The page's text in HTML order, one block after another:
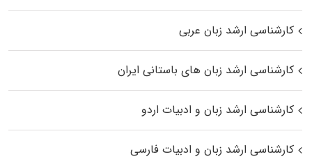
کارشناسی ارشد زبان عربی
کارشناسی ارشد زبان‌ های باستانی ایران
کارشناسی ارشد زبان و ادبیات اردو
کارشناسی ارشد زبان و ادبیات فارسی